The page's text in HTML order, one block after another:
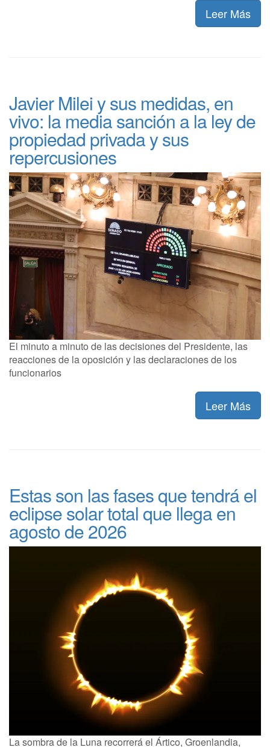
Leer Más
Javier Milei y sus medidas, en
vivo: la media sanción a la ley de
propiedad privada y sus
repercusiones
El minuto a minuto de las decisiones del Presidente, las
reacciones de la oposición y las declaraciones de los
funcionarios
Leer Más
Estas son las fases que tendrá el
eclipse solar total que llega en
agosto de 2026
La sombra de la Luna recorrerá el Ártico, Groenlandia,